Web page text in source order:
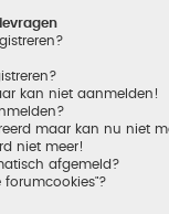
kan niet aanmelden!
maar kan nu niet
niet meer!
afgemeld?
forumcookies"?